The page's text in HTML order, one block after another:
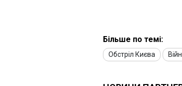
Більше по темі:
Обстріл Києва